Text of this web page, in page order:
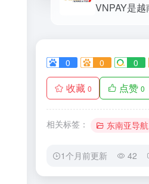
0 0 0
收藏 0 点赞 0
相关标签： 东南亚导航
1个月前更新 42